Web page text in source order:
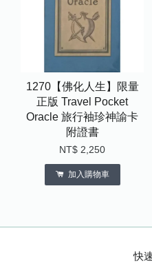
1270【佛化人生】限量
正版 Travel Pocket
Oracle 旅行袖珍神諭卡
附證書
NT$ 2,250
加入購物車
快